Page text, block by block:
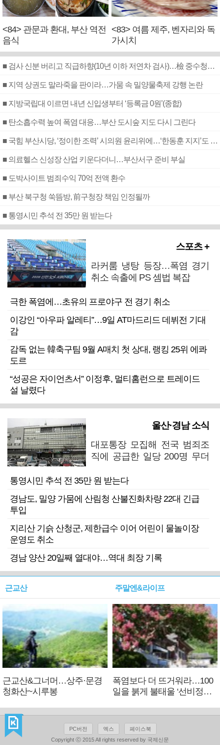
<84> 관문과 환대, 부산 역전
음식
<83> 여름 제주, 벤자리와 독
가시치
■ 검사 신분 버리고 직급하향(10년 이하 저연차 검사)…檢 중수청행 기피
■ 지역 상권도 말라죽을 판이라…가뭄 속 밀양물축제 강행 논란
■ 지방국립대 이르면 내년 신입생부터 ‘등록금 0원’(종합)
■ 탄소흡수력 높여 폭염 대응…부산 도시숲 지도 다시 그린다
■ 국힘 부산시당, ‘정이한 조력’ 시의원 윤리위에…‘한동훈 지지’도 신고접수
■ 의료헬스 신성장 산업 키운다더니…부산서구 준비 부실
■ 도박사이트 범죄수익 70억 전액 환수
■ 부산 북구청 쑥뜸방, 前구청장 책임 인정될까
■ 통영시민 추석 전 35만 원 받는다
스포츠 +
라커룸 냉탕 등장…폭염 경기
취소 속출에 PS 셈법 복잡
극한 폭염에…초유의 프로야구 전 경기 취소
이강인 “아우파 알레티”…9일 AT마드리드 데뷔전 기대
감
감독 없는 韓축구팀 9월 A매치 첫 상대, 랭킹 25위 에콰
도르
“성공은 자이언츠서” 이정후, 멀티홈런으로 트레이드
설 날렸다
울산·경남 소식
대포통장 모집해 전국 범죄조
직에 공급한 일당 200명 무더
통영시민 추석 전 35만 원 받는다
경남도, 밀양 가뭄에 산림청 산불진화차량 22대 긴급
투입
지리산 기슭 산청군, 제한급수 이어 어린이 물놀이장
운영도 취소
경남 양산 20일째 열대야…역대 최장 기록
근교산
근교산&그너머…상주·문경
청화산~시루봉
주말엔&라이프
폭염보다 더 뜨거워라…100
일을 붉게 불태울 ‘선비정신’
PC버전 엑스
페이스북
Copyright ⓒ 2015 All rights reserved by 국제신문